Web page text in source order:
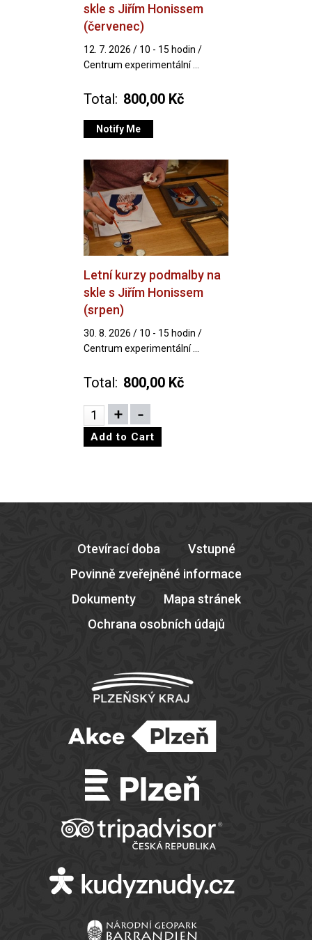
skle s Jiřím Honissem
(červenec)
12. 7. 2026 / 10 - 15 hodin /
Centrum experimentální ...
Total: 800,00 Kč
Notify Me
Letní kurzy podmalby na
skle s Jiřím Honissem
(srpen)
30. 8. 2026 / 10 - 15 hodin /
Centrum experimentální ...
Total: 800,00 Kč
Otevírací doba
Vstupné
Povinně zveřejněné informace
Dokumenty
Mapa stránek
Ochrana osobních údajů